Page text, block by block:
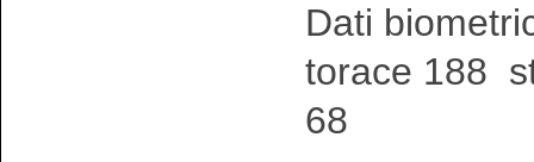
Dati
torace 188
68